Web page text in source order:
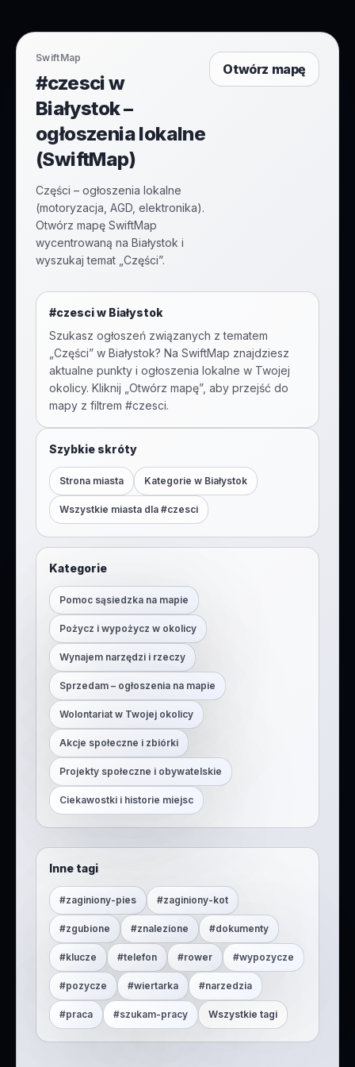
SwiftMap
#czesci w
Białystok –
ogłoszenia lokalne
(SwiftMap)
Części – ogłoszenia lokalne
(motoryzacja, AGD, elektronika).
Otwórz mapę SwiftMap
wycentrowaną na Białystok i
wyszukaj temat „Części”.
Otwórz mapę
#czesciw Białystok
Szukasz ogłoszeń związanych z tematem
Części” w Białystok? Na SwiftMap znajdziesz
aktualne punkty i ogłoszenia lokalne w Twojej
okolicy. Kliknij „Otwórz mapę”, aby przejść do
mapy z filtrem #czesci.
Szybkie skróty
Strona miasta Kategorie w Białystok
Wszystkie miasta dla #czesci
Kategorie
Pomoc sąsiedzka na mapie
Pożycz i wypożycz w okolicy
Wynajem narzędzi i rzeczy
Sprzedam – ogłoszenia na mapie
Wolontariat w Twojej okolicy
Akcje społeczne i zbiórki
Projekty społeczne i obywatelskie
Ciekawostki i historie miejsc
Inne tagi
#zaginiony-pies #zaginiony-kot
#zgubione #znalezione #dokumenty
#klucze #telefon #rower #wypozycze
#pozycze #wiertarka #narzedzia
#praca #szukam-pracy Wszystkie tagi